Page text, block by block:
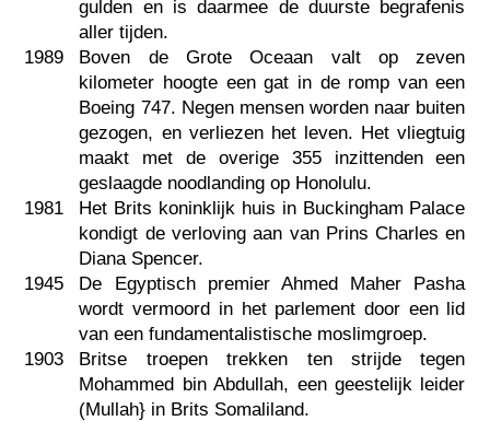
gulden en is daarmee de duurste begrafenis
aller tijden.
1989
Boven de Grote Oceaan valt op zeven
kilometer hoogte een gat in de romp van een
Boeing 747. Negen mensen worden naar buiten
gezogen, en verliezen het leven. Het vliegtuig
maakt met de overige 355 inzittenden een
geslaagde noodlanding op Honolulu.
1981
Het Brits koninklijk huis in Buckingham Palace
kondigt de verloving aan van Prins Charles en
Diana Spencer.
1945
De Egyptisch premier Ahmed Maher Pasha
wordt vermoord in het parlement door een lid
van een fundamentalistische moslimgroep.
1903
Britse troepen trekken ten strijde tegen
Mohammed bin Abdullah, een geestelijk leider
(Mullah} in Brits Somaliland.